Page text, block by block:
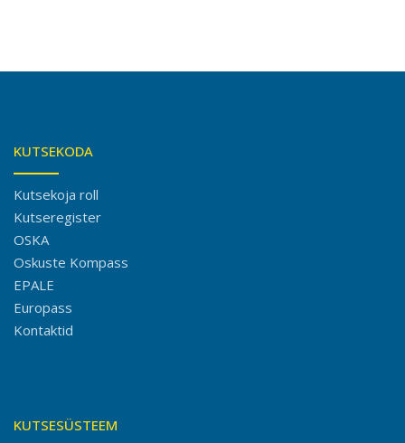
KUTSEKODA
Kutsekoja roll
Kutseregister
OSKA
Oskuste Kompass
EPALE
Europass
Kontaktid
KUTSESÜSTEEM